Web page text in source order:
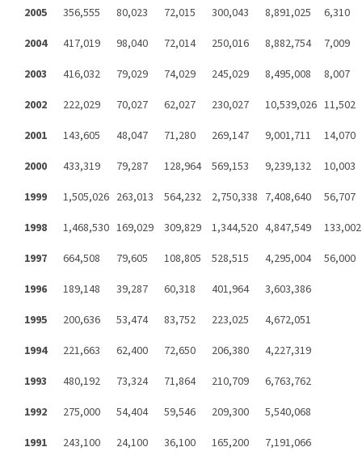
2005
356,555 80,023 72,015 300,043 8,891,025
6,310
2004
417,019 98,040 72,014 250,016 8,882,754
7,009
2003
416,032 79,029 74,029 245,029 8,495,008
8,007
2002
222,029 70,027 62,027 230,027 10,539,026 11,502
2001
143,605 48,047 71,280 269,147 9,001,711
14,070
2000
433,319 79,287 128,964 569,153 9,239,132
10,003
1999
1,505,026 263,013 564,232 2,750,338 7,408,640
56,707
1998
1,468,530 169,029 309,829 1,344,520 4,847,549
133,002
1997
664,508 79,605 108,805 528,515 4,295,004
56,000
1996
189,148 39,287 60,318 401,964
3,603,386
1995
200,636 53,474 83,752 223,025
4,672,051
1994
221,663 62,400 72,650 206,380
4,227,319
1993
480,192 73,324 71,864 210,709
6,763,762
1992
275,000 54,404 59,546 209,300
5,540,068
1991
243,100 24,100 36,100 165,200
7,191,066